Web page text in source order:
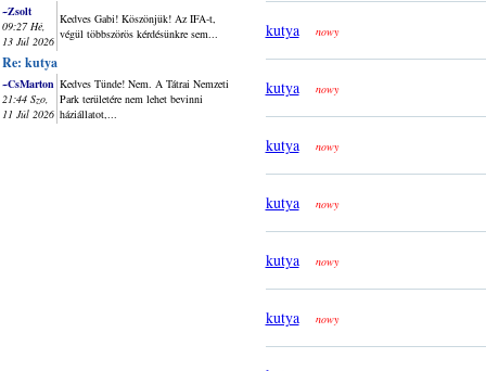
~Zsolt
09:27 Hé,
13 Júl 2026
Kedves Gabi! Köszönjük! Az IFA-t,
végül többszörös kérdésünkre sem...
Re: kutya
~CsMarton
21:44 Szo,
11 Júl 2026
Kedves Tünde! Nem. A Tátrai Nemzeti
Park területére nem lehet bevinni
háziállatot,...
kutya nowy
kutya nowy
kutya nowy
kutya nowy
kutya nowy
kutya nowy